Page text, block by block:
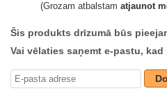
(Grozam atbalstam atjaunot
Šis produkts drīzumā būs
Vai vēlaties saņemt e-pastu,